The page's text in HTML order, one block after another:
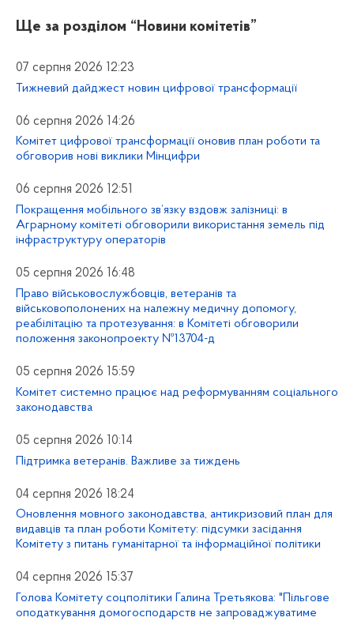
Ще за розділом “Новини комітетів”
07 серпня 2026 12:23
Тижневий дайджест новин цифрової трансформації
06 серпня 2026 14:26
Комітет цифрової трансформації оновив план роботи та
обговорив нові виклики Мінцифри
06 серпня 2026 12:51
Покращення мобільного зв’язку вздовж залізниці: в
Аграрному комітеті обговорили використання земель під
інфраструктуру операторів
05 серпня 2026 16:48
Право військовослужбовців, ветеранів та
військовополонених на належну медичну допомогу,
реабілітацію та протезування: в Комітеті обговорили
положення законопроекту №13704-д
05 серпня 2026 15:59
Комітет системно працює над реформуванням соціального
законодавства
05 серпня 2026 10:14
Підтримка ветеранів. Важливе за тиждень
04 серпня 2026 18:24
Оновлення мовного законодавства, антикризовий план для
видавців та план роботи Комітету: підсумки засідання
Комітету з питань гуманітарної та інформаційної політики
04 серпня 2026 15:37
Голова Комітету соцполітики Галина Третьякова: "Пільгове
оподаткування домогосподарств не запроваджуватиме